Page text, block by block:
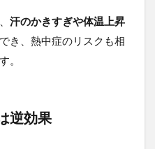
汗のかきすぎや体温上昇
き、熱中症のリスクも相
。
逆効果